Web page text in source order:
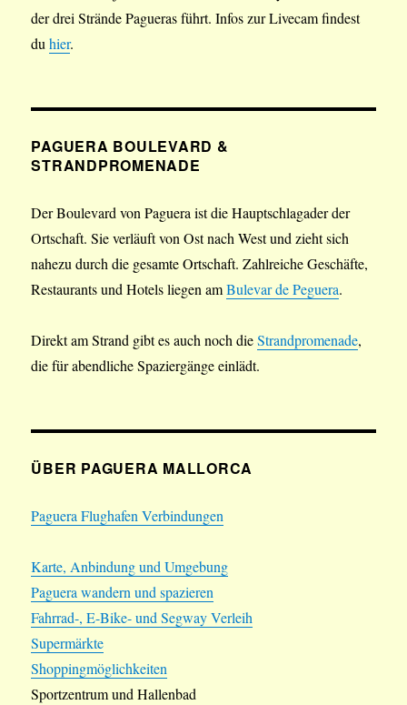
der drei Strände Pagueras führt. Infos zur Livecam findest
duhier.
PAGUERA BOULEVARD &
STRANDPROMENADE
Der Boulevard von Paguera ist die Hauptschlagader der
Ortschaft. Sie verläuft von Ost nach West und zieht sich
nahezu durch die gesamte Ortschaft. Zahlreiche Geschäfte,
Restaurants und Hotels liegen amBulevar de Peguera.
Direkt am Strand gibt es auch noch dieStrandpromenade,
die für abendliche Spaziergänge einlädt.
ÜBER PAGUERA MALLORCA
Paguera Flughafen Verbindungen
Karte, Anbindung und Umgebung
Paguera wandern und spazieren
Fahrrad-, E-Bike- und Segway Verleih
Supermärkte
Shoppingmöglichkeiten
Sportzentrum und Hallenbad